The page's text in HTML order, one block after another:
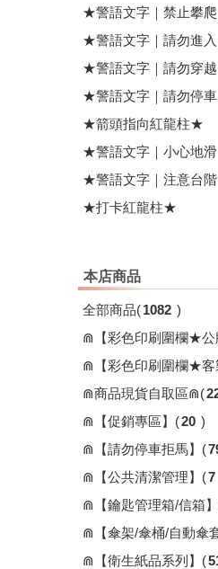
★警語文字｜禁止攀爬
★警語文字｜請勿進入
★警語文字｜請勿穿越
★警語文字｜請勿停車
★箭頭指向紅龍柱★
★警語文字｜小心地滑
★警語文字｜注意台階
★打卡紅龍柱★
本店商品
全部商品(1082 )
⋒【彩色印刷圍欄★公
⋒【彩色印刷圍欄★客
⋒商品現貨自取區⋒(
⋒【促銷專區】 (20 )
⋒【請勿停車拒馬】 (
⋒【公共清潔管理】 (7
⋒【鑰匙管理箱/信箱】
⋒【傘架/傘桶/自動傘
⋒【衛生紙品系列】 (